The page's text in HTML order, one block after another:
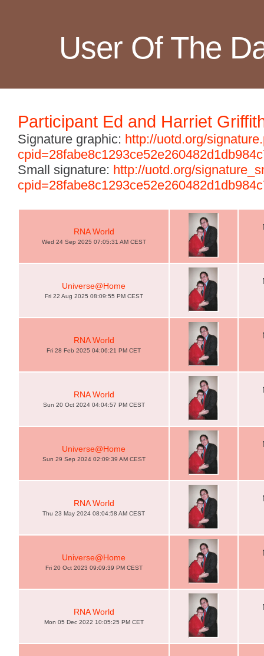
User Of The
Participant Ed and Harriet
Signature graphic: http://uotd.org/
Small signature: http://uotd.org/
RNA World
Wed 24 Sep 2025 07:05:31 AM CEST
Universe@Home
Fri 22 Aug 2025 08:09:55 PM CEST
RNA World
Fri 28 Feb 2025 04:06:21 PM CET
RNA World
Sun 20 Oct 2024 04:04:57 PM CEST
Universe@Home
Sun 29 Sep 2024 02:09:39 AM CEST
RNA World
Thu 23 May 2024 08:04:58 AM CEST
Universe@Home
Fri 20 Oct 2023 09:09:39 PM CEST
RNA World
Mon 05 Dec 2022 10:05:25 PM CET